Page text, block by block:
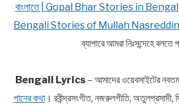
বাংলাতে | Gopal Bhar Stories in
Bengali Stories of Mullah
ব্যাপারে আমরা নিঃসন্দেহে বলতে
Bengali Lyrics – আমাদের ওয়েবসাইটের
গানের কথা। রবীন্দ্রসংগীত, নজরুলগীতি, অতুলপ্রসাদী,